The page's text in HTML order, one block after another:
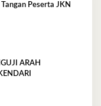
Peserta JKN
ARAH